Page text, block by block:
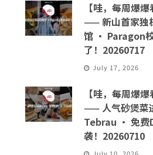
【哇，每周爆爆
—— 新山首家独
馆 · Paragon
了！20260717
July 17, 2026
【哇，每周爆爆
—— 人气砂煲菜
Tebrau · 免费
袭！20260710